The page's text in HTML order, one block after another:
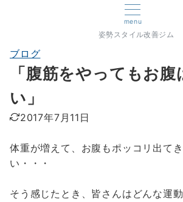
menu
姿勢スタイル改善ジム
ブログ
「腹筋をやってもお
い」
2017年7月11日
体重が増えて、お腹もポッコリ出て
い・・・
そう感じたとき、皆さんはどんな運